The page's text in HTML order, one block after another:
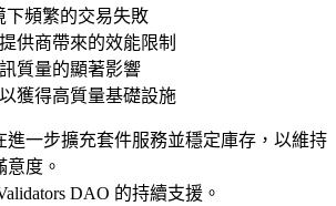
下頻繁的交易失敗
供商帶來的效能限制
質量的顯著影響
獲得高質量基礎設施
進一步擴充套件服務並穩定庫存，以維持
度。
DAO 的持續支援。